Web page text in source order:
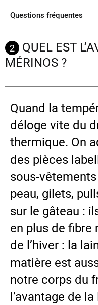
Questions fréquentes
2
QUEL EST
MÉRINOS ?
Quand la
déloge vite du
thermique. On
des pièces
sous-
peau, gilets,
sur le gâteau :
en plus de fibre
de l’hiver : la
matière est
notre corps du
l’avantage de